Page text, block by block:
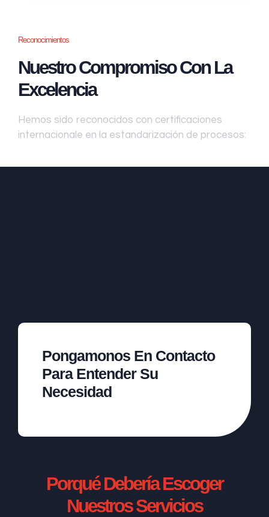
Reconocimientos
Nuestro Compromiso Con La
Excelencia
Hemos sido reconocidos con certificaciones
internacionale en la estandarización de procesos:
Pongamonos En Contacto
Para Entender Su
Necesidad
Porqué Debería Escoger
Nuestros Servicios